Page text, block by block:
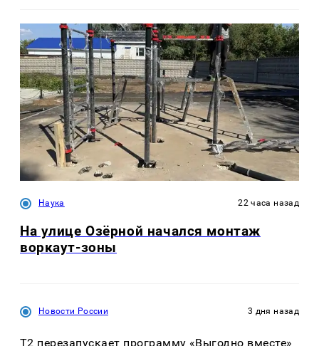
Наука 22 часа назад
На улице Озëрной начался монтаж
воркаут-зоны
Новости России 3 дня назад
Т2 перезапускает программу «Выгодно вместе»